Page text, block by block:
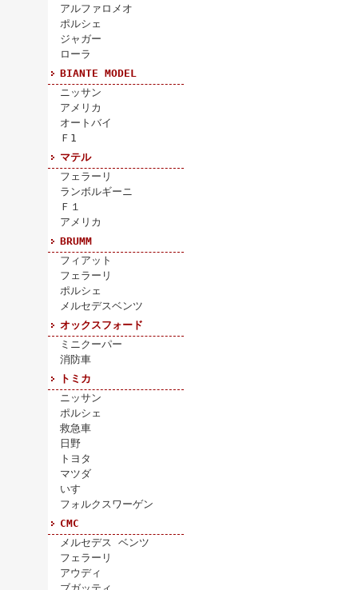
アルファロメオ
ポルシェ
ジャガー
ローラ
BIANTE MODEL
ニッサン
アメリカ
オートバイ
Ｆ1
マテル
フェラーリ
ランボルギーニ
Ｆ１
アメリカ
BRUMM
フィアット
フェラーリ
ポルシェ
メルセデスベンツ
オックスフォード
ミニクーパー
消防車
トミカ
ニッサン
ポルシェ
救急車
日野
トヨタ
マツダ
いすゞ
フォルクスワーゲン
CMC
メルセデス ベンツ
フェラーリ
アウディ